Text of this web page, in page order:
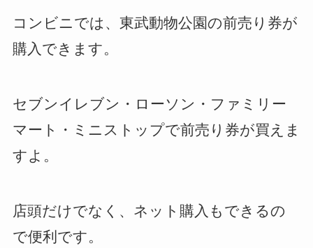
コンビニでは、東武動物公園の前売り券が
購入できます。
セブンイレブン・ローソン・ファミリー
マート・ミニストップで前売り券が買えま
すよ。
店頭だけでなく、ネット購入もできるの
で便利です。